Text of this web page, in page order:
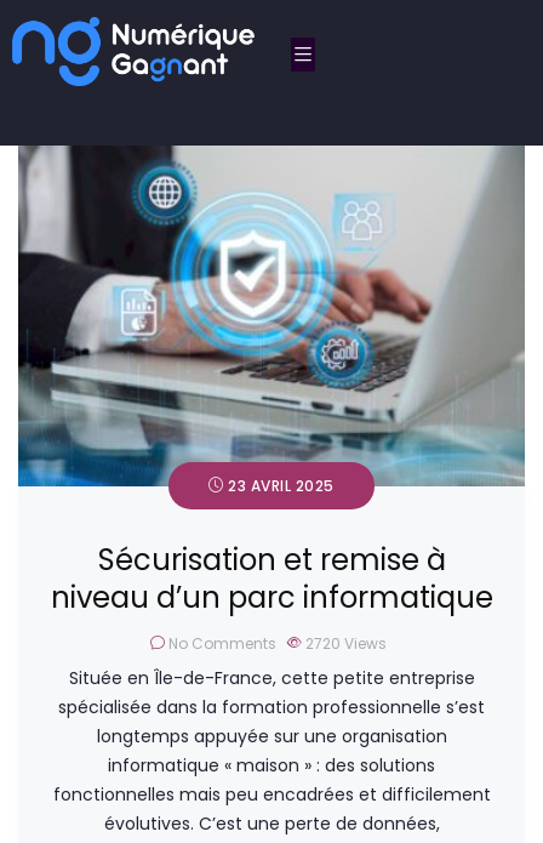
23 AVRIL 2025
Sécurisation et remise à
niveau d’un parc informatique
No Comments 2720 Views
Située en Île-de-France, cette petite entreprise
spécialisée dans la formation professionnelle s’est
longtemps appuyée sur une organisation
informatique « maison » : des solutions
fonctionnelles mais peu encadrées et difficilement
évolutives. C’est une perte de données,